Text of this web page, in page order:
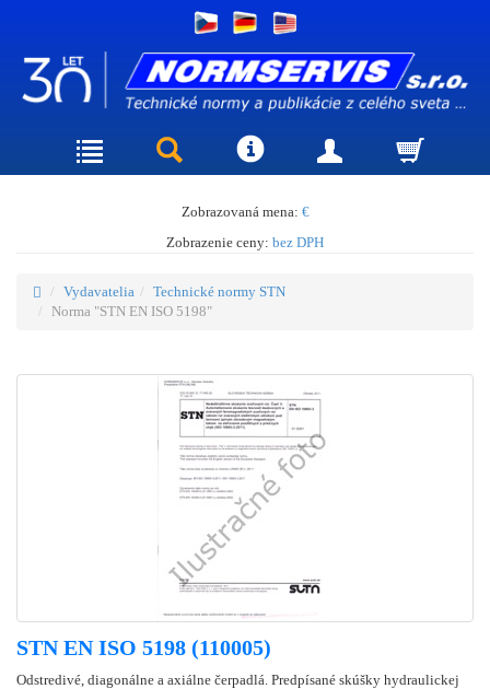
Zobrazovaná mena: €
Zobrazenie ceny: bez DPH
Vydavatelia
Technické normy STN
Norma "STN EN ISO 5198"
STN EN ISO 5198 (110005)
Odstredivé, diagonálne a axiálne čerpadlá. Predpísané skúšky hydraulickej